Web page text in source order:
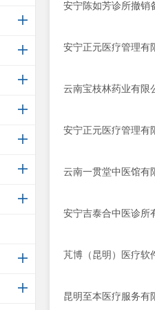
安宁陈如芳诊所撤销
安宁正元医疗管理有
云南宝枝林药业有限
安宁正元医疗管理有
云南一贯堂中医馆有
安宁吉泰合中医诊所
芃博（昆明）医疗软
昆明至本医疗服务有